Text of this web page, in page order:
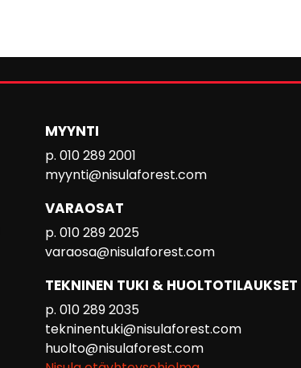
MYYNTI
p. 010 289 2001
myynti@nisulaforest.com
VARAOSAT
p. 010 289 2025
varaosa@nisulaforest.com
TEKNINEN TUKI & HUOLTOTILAUKSET
p. 010 289 2035
tekninentuki@nisulaforest.com
huolto@nisulaforest.com